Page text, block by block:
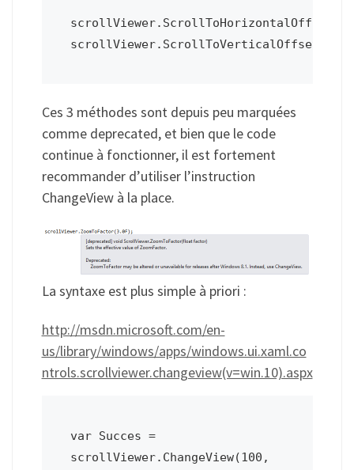
Ces 3 méthodes sont depuis peu marquées
comme deprecated, et bien que le code
continue à fonctionner, il est fortement
recommander d’utiliser l’instruction
ChangeView à la place.
La syntaxe est plus simple à priori :
http://msdn.microsoft.com/en-
us/library/windows/apps/windows.ui.xaml.co
ntrols.scrollviewer.changeview(v=win.10).aspx
var Succes =
scrollViewer.ChangeView(100,